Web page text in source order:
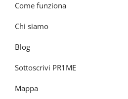
Come funziona
Chi siamo
Blog
Sottoscrivi PR1ME
Mappa